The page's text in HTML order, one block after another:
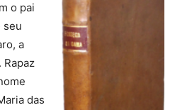
o pai
seu
a
das